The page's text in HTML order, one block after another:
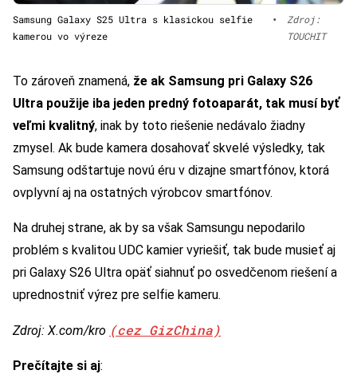
Samsung Galaxy S25 Ultra s klasickou selfie
kamerou vo výreze
•
Zdroj:
TOUCHIT
To zároveň znamená, že ak Samsung pri Galaxy S26
Ultra použije iba jeden predný fotoaparát, tak musí byť
veľmi kvalitný, inak by toto riešenie nedávalo žiadny
zmysel. Ak bude kamera dosahovať skvelé výsledky, tak
Samsung odštartuje novú éru v dizajne smartfónov, ktorá
ovplyvní aj na ostatných výrobcov smartfónov.
Na druhej strane, ak by sa však Samsungu nepodarilo
problém s kvalitou UDC kamier vyriešiť, tak bude musieť aj
pri Galaxy S26 Ultra opäť siahnuť po osvedčenom riešení a
uprednostniť výrez pre selfie kameru.
Zdroj: X.com/kro (cez GizChina)
Prečítajte si aj: